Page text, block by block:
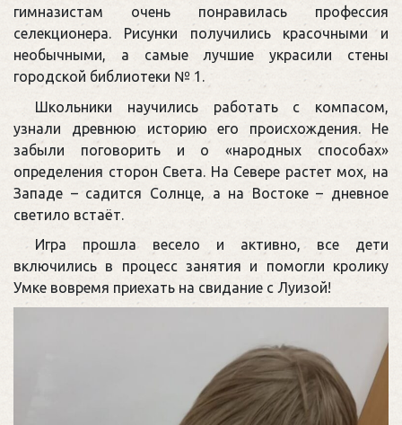
гимназистам очень понравилась профессия
селекционера. Рисунки получились красочными и
необычными, а самые лучшие украсили стены
городской библиотеки № 1.
Школьники научились работать с компасом,
узнали древнюю историю его происхождения. Не
забыли поговорить и о «народных способах»
определения сторон Света. На Севере растет мох, на
Западе – садится Солнце, а на Востоке – дневное
светило встаёт.
Игра прошла весело и активно, все дети
включились в процесс занятия и помогли кролику
Умке вовремя приехать на свидание с Луизой!